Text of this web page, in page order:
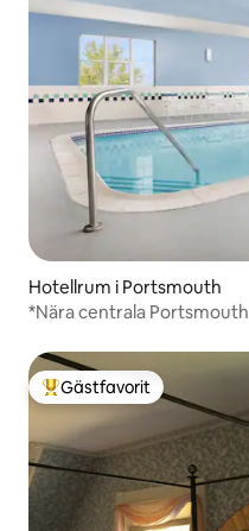
Hotellrum i Portsmouth
*Nära centrala
Populär gästfavorit
Gästfavorit